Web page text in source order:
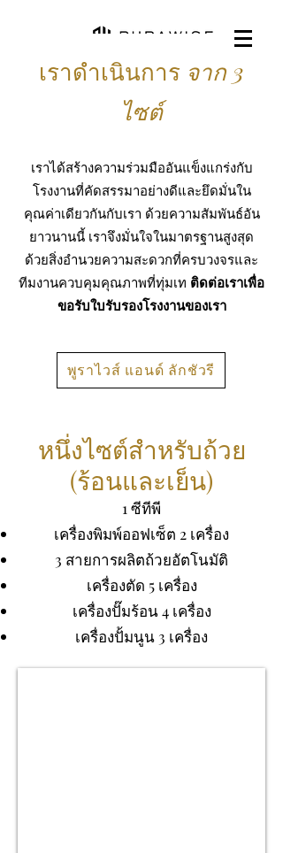
เราดำเนินการ จาก 3
ไซต์
เราได้สร้างความร่วมมืออันแข็งแกร่งกับ
โรงงานที่คัดสรรมาอย่างดีและยึดมั่นใน
คุณค่าเดียวกันกับเรา ด้วยความสัมพันธ์อัน
ยาวนานนี้ เราจึงมั่นใจในมาตรฐานสูงสุด
ด้วยสิ่งอำนวยความสะดวกที่ครบวงจรและ
ทีมงานควบคุมคุณภาพที่ทุ่มเท ติดต่อเราเพื่อ
ขอรับใบรับรองโรงงานของเรา
พูราไวส์ แอนด์ ลักชัวรี
หนึ่งไซต์สำหรับถ้วย
(ร้อนและเย็น)
1 ซีทีพี
เครื่องพิมพ์ออฟเซ็ต 2 เครื่อง
3 สายการผลิตถ้วยอัตโนมัติ
เครื่องตัด 5 เครื่อง
เครื่องปั๊มร้อน 4 เครื่อง
เครื่องปั้มนูน 3 เครื่อง